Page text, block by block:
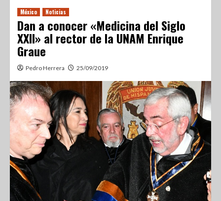
México Noticias
Dan a conocer «Medicina del Siglo
XXII» al rector de la UNAM Enrique
Graue
Pedro Herrera 25/09/2019